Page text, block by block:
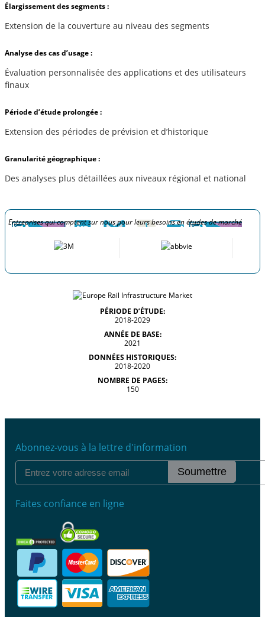
Élargissement des segments :
Extension de la couverture au niveau des segments
Analyse des cas d’usage :
Évaluation personnalisée des applications et des utilisateurs
finaux
Période d’étude prolongée :
Extension des périodes de prévision et d’historique
Granularité géographique :
Des analyses plus détaillées aux niveaux régional et national
Entreprises qui comptent sur nous pour leurs besoins en études de marché
PÉRIODE D’ÉTUDE:
2018-2029
ANNÉE DE BASE:
2021
DONNÉES HISTORIQUES:
2018-2020
NOMBRE DE PAGES:
150
Abonnez-vous à la lettre d'information
Soumettre
Faites confiance en ligne